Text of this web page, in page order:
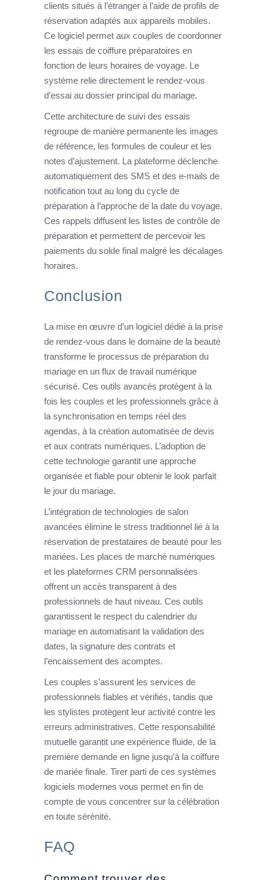
clients situés à l’étranger à l’aide de profils de
réservation adaptés aux appareils mobiles.
Ce logiciel permet aux couples de coordonner
les essais de coiffure préparatoires en
fonction de leurs horaires de voyage. Le
système relie directement le rendez-vous
d’essai au dossier principal du mariage.
Cette architecture de suivi des essais
regroupe de manière permanente les images
de référence, les formules de couleur et les
notes d’ajustement. La plateforme déclenche
automatiquement des SMS et des e-mails de
notification tout au long du cycle de
préparation à l’approche de la date du voyage.
Ces rappels diffusent les listes de contrôle de
préparation et permettent de percevoir les
paiements du solde final malgré les décalages
horaires.
Conclusion
La mise en œuvre d’un logiciel dédié à la prise
de rendez-vous dans le domaine de la beauté
transforme le processus de préparation du
mariage en un flux de travail numérique
sécurisé. Ces outils avancés protègent à la
fois les couples et les professionnels grâce à
la synchronisation en temps réel des
agendas, à la création automatisée de devis
et aux contrats numériques. L’adoption de
cette technologie garantit une approche
organisée et fiable pour obtenir le look parfait
le jour du mariage.
L’intégration de technologies de salon
avancées élimine le stress traditionnel lié à la
réservation de prestataires de beauté pour les
mariées. Les places de marché numériques
et les plateformes CRM personnalisées
offrent un accès transparent à des
professionnels de haut niveau. Ces outils
garantissent le respect du calendrier du
mariage en automatisant la validation des
dates, la signature des contrats et
l’encaissement des acomptes.
Les couples s’assurent les services de
professionnels fiables et vérifiés, tandis que
les stylistes protègent leur activité contre les
erreurs administratives. Cette responsabilité
mutuelle garantit une expérience fluide, de la
première demande en ligne jusqu’à la coiffure
de mariée finale. Tirer parti de ces systèmes
logiciels modernes vous permet en fin de
compte de vous concentrer sur la célébration
en toute sérénité.
FAQ